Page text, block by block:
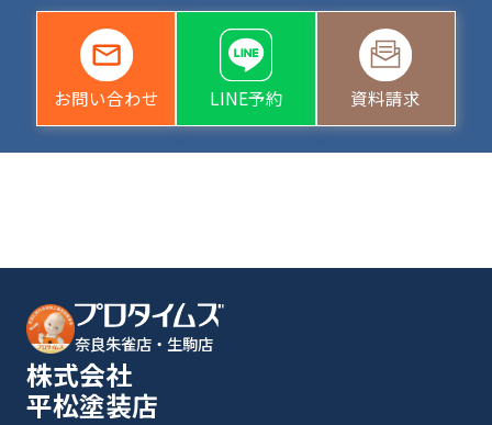
お問い合わせ LINE予約 資料請求
奈良朱雀店・生駒店
株式会社
平松塗装店